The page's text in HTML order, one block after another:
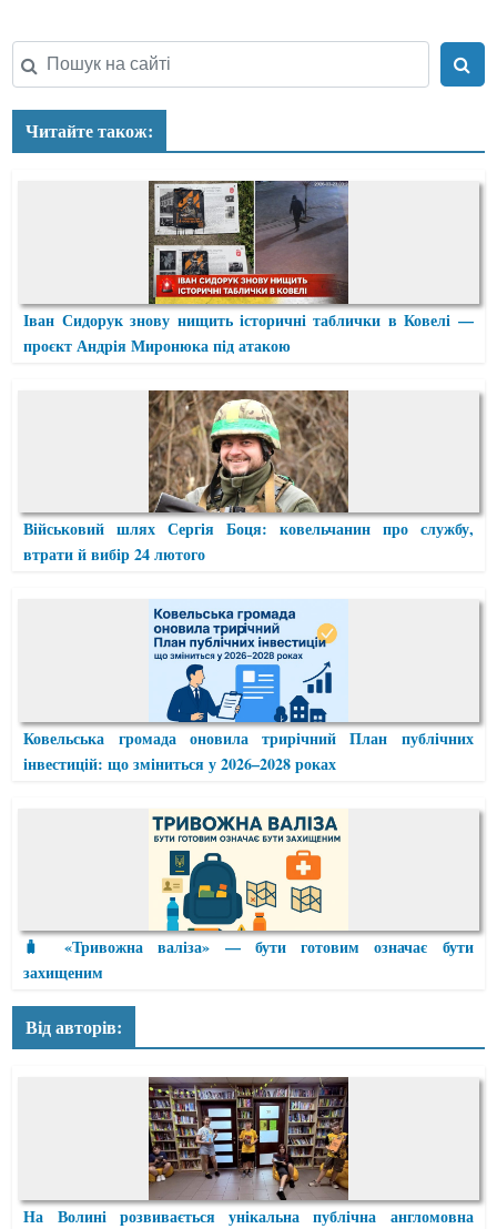
Читайте також:
Іван Сидорук знову нищить історичні таблички в Ковелі —
проєкт Андрія Миронюка під атакою
Військовий шлях Сергія Боця: ковельчанин про службу,
втрати й вибір 24 лютого
Ковельська громада оновила трирічний План публічних
інвестицій: що зміниться у 2026–2028 роках
🧳 «Тривожна валіза» — бути готовим означає бути
захищеним
Від авторів:
На Волині розвивається унікальна публічна англомовна